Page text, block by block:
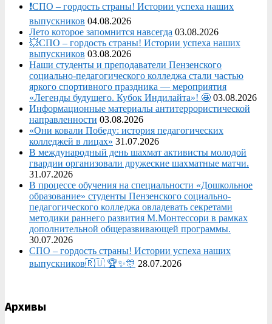
❗СПО – гордость страны! Истории успеха наших
выпускников 04.08.2026
Лето которое запомнится навсегда 03.08.2026
💥СПО – гордость страны! Истории успеха наших
выпускников 03.08.2026
Наши студенты и преподаватели Пензенского
социально‑педагогического колледжа стали частью
яркого спортивного праздника — мероприятия
«Легенды будущего. Кубок Индилайта»! 🤩 03.08.2026
Информационные материалы антитеррористической
направленности 03.08.2026
«Они ковали Победу: история педагогических
колледжей в лицах» 31.07.2026
В международный день шахмат активисты молодой
гвардии организовали дружеские шахматные матчи.
31.07.2026
В процессе обучения на специальности «Дошкольное
образование» студенты Пензенского социально-
педагогического колледжа овладевать секретами
методики раннего развития М.Монтессори в рамках
дополнительной общеразвивающей программы.
30.07.2026
СПО – гордость страны! Истории успеха наших
выпускников🇷🇺 🏆✨🎊 28.07.2026
Архивы